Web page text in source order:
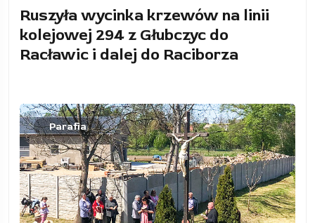
Ruszyła wycinka krzewów na linii
kolejowej 294 z Głubczyc do
Racławic i dalej do Raciborza
Parafia